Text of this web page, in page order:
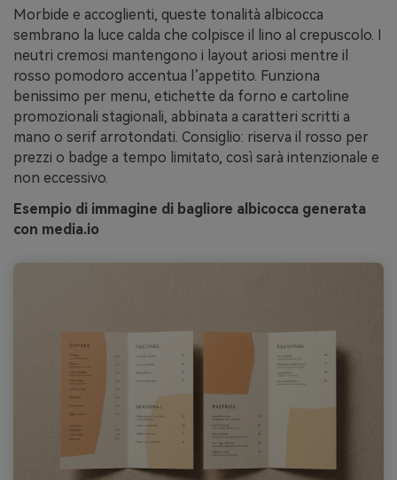
Morbide e accoglienti, queste tonalità albicocca
sembrano la luce calda che colpisce il lino al crepuscolo. I
neutri cremosi mantengono i layout ariosi mentre il
rosso pomodoro accentua l’appetito. Funziona
benissimo per menu, etichette da forno e cartoline
promozionali stagionali, abbinata a caratteri scritti a
mano o serif arrotondati. Consiglio: riserva il rosso per
prezzi o badge a tempo limitato, così sarà intenzionale e
non eccessivo.
Esempio di immagine di bagliore albicocca generata
con media.io